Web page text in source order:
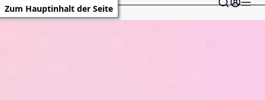
Zum Hauptinhalt der Seite